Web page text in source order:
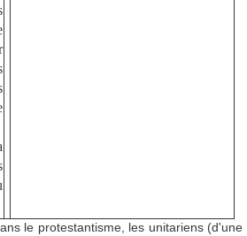
le protestantisme, les unitariens